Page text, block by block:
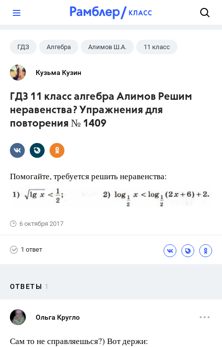
ГДЗ Алгебра Алимов Ш.А. 11 класс
Кузьма Кузин
ГДЗ 11 класс алгебра Алимов Решим
неравенства? Упражнения для
повторения № 1409
Помогайте, требуется решить неравенства:
6 октября 2017
1 ответ
ОТВЕТЫ 1
Ольга Кругло
Сам то не справляешься?) Вот держи: